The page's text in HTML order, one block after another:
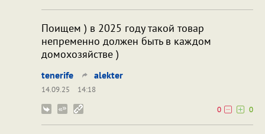
Поищем ) в 2025 году такой товар
непременно должен быть в каждом
домохозяйстве )
tenerife alekter
14.09.25
14:18
0
0